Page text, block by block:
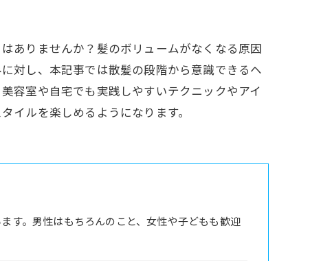
ありませんか？髪のボリュームがなくなる原因
対し、本記事では散髪の段階から意識できるヘ
容室や自宅でも実践しやすいテクニックやアイ
イルを楽しめるようになります。
す。男性はもちろんのこと、女性や子どもも歓迎